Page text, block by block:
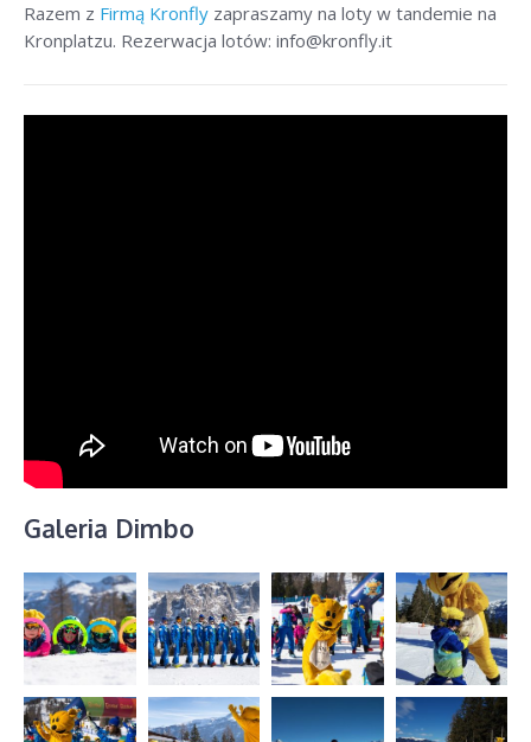
Razem z Firmą Kronfly zapraszamy na loty w tandemie na
Kronplatzu. Rezerwacja lotów: info@kronfly.it
Galeria Dimbo